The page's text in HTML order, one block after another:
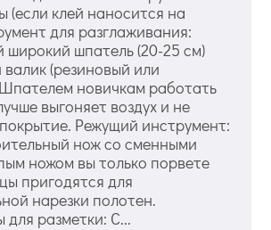
(если клей наносится на
для разглаживания:
широкий шпатель (20-25 см)
(резиновый или
новичкам работать
выгоняет воздух и не
Режущий инструмент:
нож со сменными
ножом вы только порвете
пригодятся для
нарезки полотен.
разметки: С...